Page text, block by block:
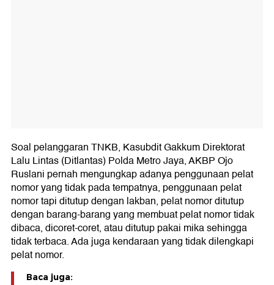
Soal pelanggaran TNKB, Kasubdit Gakkum Direktorat
Lalu Lintas (Ditlantas) Polda Metro Jaya, AKBP Ojo
Ruslani pernah mengungkap adanya penggunaan pelat
nomor yang tidak pada tempatnya, penggunaan pelat
nomor tapi ditutup dengan lakban, pelat nomor ditutup
dengan barang-barang yang membuat pelat nomor tidak
dibaca, dicoret-coret, atau ditutup pakai mika sehingga
tidak terbaca. Ada juga kendaraan yang tidak dilengkapi
pelat nomor.
Baca juga: